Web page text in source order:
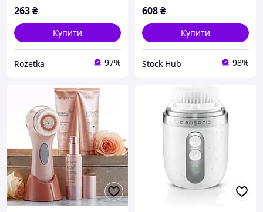
263₴
Купити
Rozetka 97%
608₴
Купити
Stock Hub 98%